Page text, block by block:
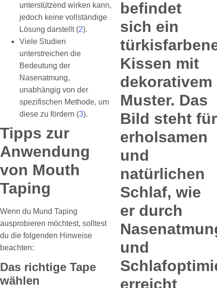
unterstützend wirken kann,
jedoch keine vollständige
Lösung darstellt (2).
Viele Studien
unterstreichen die
Bedeutung der
Nasenatmung,
unabhängig von der
spezifischen Methode, um
diese zu fördern (3).
Tipps zur
Anwendung
von Mouth
Taping
Wenn du Mund Taping
ausprobieren möchtest, solltest
du die folgenden Hinweise
beachten:
Das richtige Tape
wählen